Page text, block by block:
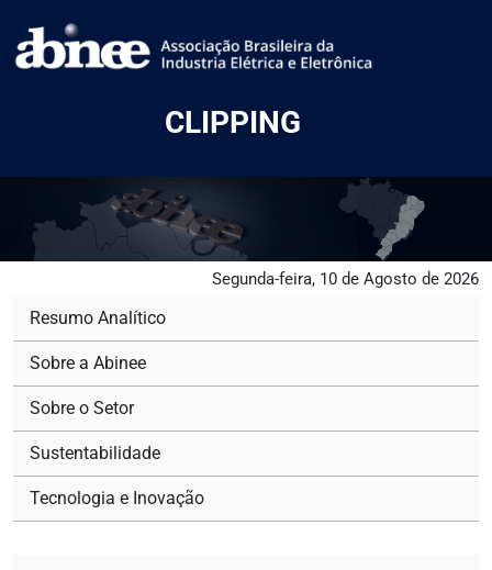
CLIPPING
Segunda-feira, 10 de Agosto de 2026
Resumo Analítico
Sobre a Abinee
Sobre o Setor
Sustentabilidade
Tecnologia e Inovação